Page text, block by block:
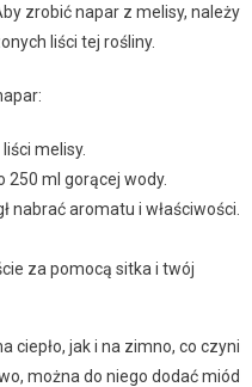
zrobić napar z melisy, należy
liści tej rośliny.
melisy.
250 ml gorącej wody.
nabrać aromatu i właściwości.
za pomocą sitka i twój
ciepło, jak i na zimno, co czyni
można do niego dodać miód